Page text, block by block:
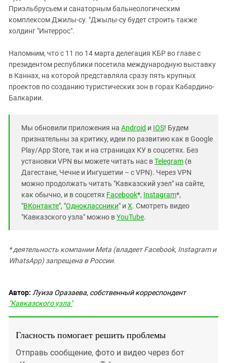
Приэльбрусьем и санаторным бальнеологическим
комплексом Джилы-су. "Джылы-су будет строить также
холдинг "Интеррос".
Напомним, что с 11 по 14 марта делегация КБР во главе с
президентом республики посетила международную выставку
в Каннах, на которой представляла сразу пять крупных
проектов по созданию туристических зон в горах Кабардино-
Балкарии.
Мы обновили приложения на Android и IOS! Будем
признательны за критику, идеи по развитию как в Google
Play/App Store, так и на страницах КУ в соцсетях. Без
установки VPN вы можете читать нас вTelegram (в
Дагестане, Чечне и Ингушетии – с VPN). Через VPN
можно продолжать читать "Кавказский узел" на сайте,
как обычно, и в соцсетях Facebook*, Instagram*,
"ВКонтакте", "Одноклассники" и X. Смотреть видео
"Кавказского узла" можно вYouTube.
* деятельность компании Meta (владеет Facebook, Instagram и
WhatsApp) запрещена в России.
Автор: Луиза Оразаева, собственный корреспондент
"Кавказского узла"
Гласность помогает решить проблемы
Отправь сообщение, фото и видео через бот